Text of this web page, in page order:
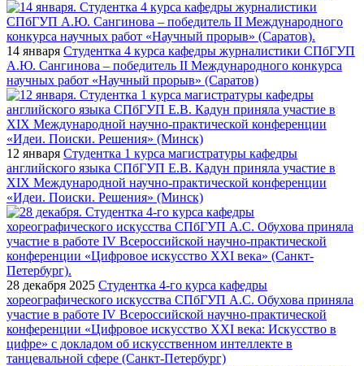
14 января Студентка 4 курса кафедры журналистики СПбГУП
А.Ю. Сангинова – победитель II Международного конкурса
научных работ «Научный прорыв» (Саратов)
12 января Студентка 1 курса магистратуры кафедры
английского языка СПбГУП Е.В. Кадун приняла участие в
XIX Международной научно-практической конференции
«Идеи. Поиски. Решения» (Минск)
28 декабря 2025 Студентка 4-го курса кафедры
хореографического искусства СПбГУП А.С. Обухова приняла
участие в работе IV Всероссийской научно-практической
конференции «Цифровое искусство ХХI века: Искусство в
цифре» с докладом об искусственном интеллекте в
танцевальной сфере (Санкт-Петербург)